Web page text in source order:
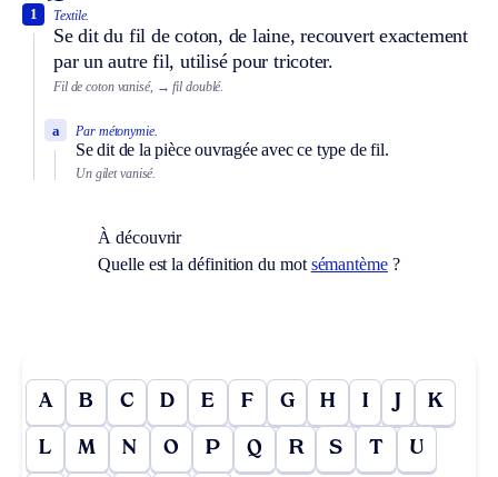
Textile.
Se dit du fil de coton, de laine, recouvert exactement
par un autre fil, utilisé pour tricoter.
1
Fil de coton vanisé, → fil doublé.
Par métonymie.
Se dit de la pièce ouvragée avec ce type de fil.
a
Un gilet vanisé.
À découvrir
Quelle est la définition du mot sémantème?
A B C D E F G H I J K
L M N O P Q R S T U